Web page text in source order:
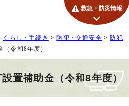
救急・防災情報
くらし・手続き >防犯・交通安全 >防犯
令和8年度）
置補助金（令和8年度）